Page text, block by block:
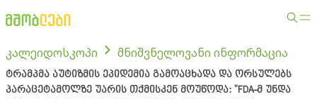
კალეიდოსკოპი მნიშვნელოვანი ინფორმაცია
ტრამპმა აუტიზმის ეპიდემია გამოაცხადა და ორსულებს
პარაცეტამოლზე უარის თქმისკენ მოუწოდა: "FDA-მ უნდა